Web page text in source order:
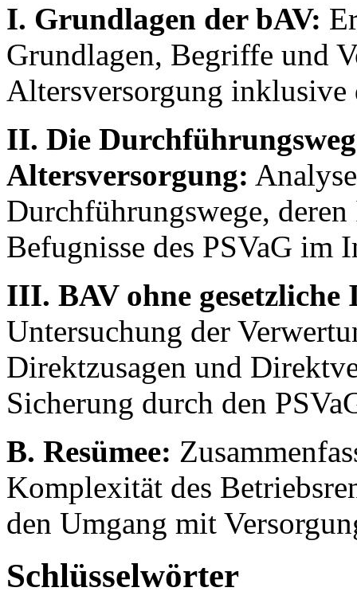
I. Grundlagen der bAV:
Grundlagen, Begriffe und
Altersversorgung
II. Die
Altersversorgung:
Durchführungswege,
Befugnisse des PSVaG im
III. BAV ohne gesetzliche
Untersuchung der
Direktzusagen und
Sicherung durch den
B. Resümee:
Komplexität des
den Umgang mit
Schlüsselwörter